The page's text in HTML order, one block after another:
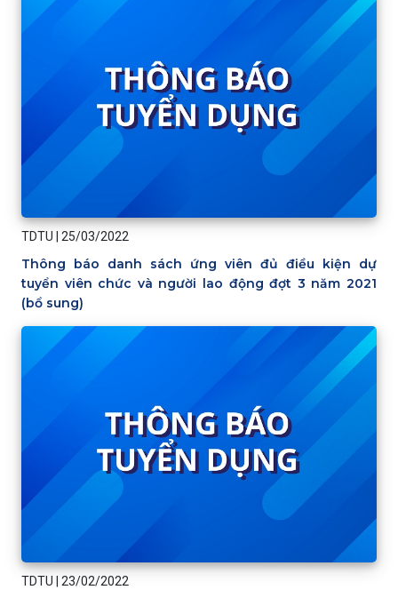
TDTU 25/03/2022
Thông báo danh sách ứng viên đủ điều kiện dự
tuyển viên chức và người lao động đợt 3 năm 2021
(bổ sung)
TDTU 23/02/2022